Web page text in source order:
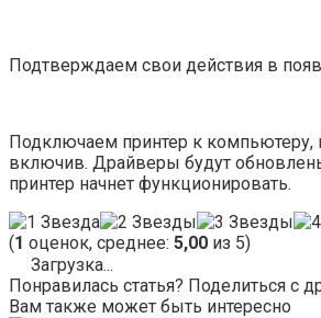
Подтверждаем свои действия в
Подключаем принтер к компьютеру,
включив. Драйверы будут
принтер начнет функционировать.
(1 оценок, среднее: 5,00 из 5)
Загрузка...
Понравилась статья? Поделиться с
Вам также может быть интересно